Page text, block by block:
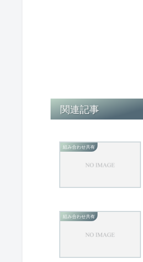
関連記事
組み合わせ共有
組み合わせ共有